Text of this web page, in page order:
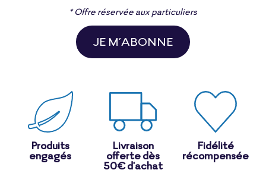
* Offre réservée aux particuliers
JE M’ABONNE
Produits
engagés
Livraison
offerte dès
50€ d'achat
Fidélité
récompensée